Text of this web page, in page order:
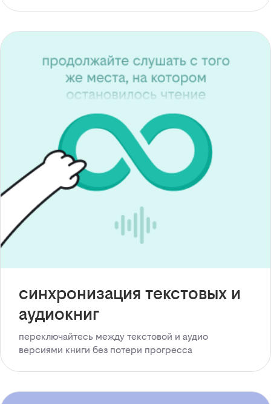
синхронизация текстовых и
аудиокниг
переключайтесь между текстовой и аудио
версиями книги без потери прогресса